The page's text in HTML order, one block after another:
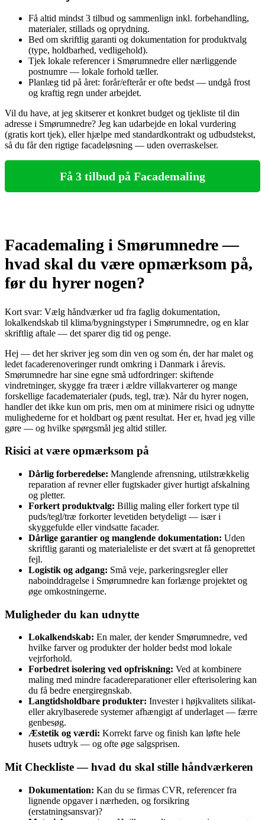
Få altid mindst 3 tilbud og sammenlign inkl. forbehandling,
materialer, stillads og oprydning.
Bed om skriftlig garanti og dokumentation for produktvalg
(type, holdbarhed, vedligehold).
Tjek lokale referencer i Smørumnedre eller nærliggende
postnumre — lokale forhold tæller.
Planlæg tid på året: forår/efterår er ofte bedst — undgå frost
og kraftig regn under arbejdet.
Vil du have, at jeg skitserer et konkret budget og tjekliste til din
adresse i Smørumnedre? Jeg kan udarbejde en lokal vurdering
(gratis kort tjek), eller hjælpe med standardkontrakt og udbudstekst,
så du får den rigtige facadeløsning — uden overraskelser.
Få 3 tilbud på Facademaling
Facademaling i Smørumnedre —
hvad skal du være opmærksom på,
før du hyrer nogen?
Kort svar: Vælg håndværker ud fra faglig dokumentation,
lokalkendskab til klima/bygningstyper i Smørumnedre, og en klar
skriftlig aftale — det sparer dig tid og penge.
Hej — det her skriver jeg som din ven og som én, der har malet og
ledet facaderenoveringer rundt omkring i Danmark i årevis.
Smørumnedre har sine egne små udfordringer: skiftende
vindretninger, skygge fra træer i ældre villakvarterer og mange
forskellige facade­materialer (puds, tegl, træ). Når du hyrer nogen,
handler det ikke kun om pris, men om at minimere risici og udnytte
mulighederne for et holdbart og pænt resultat. Her er, hvad jeg ville
gøre — og hvilke spørgsmål jeg altid stiller.
Risici at være opmærksom på
Dårlig forberedelse: Manglende afrensning, utilstrækkelig
reparation af revner eller fugtskader giver hurtigt afskalning
og pletter.
Forkert produktvalg: Billig maling eller forkert type til
puds/tegl/træ forkorter levetiden betydeligt — især i
skyggefulde eller vindsatte facader.
Dårlige garantier og manglende dokumentation: Uden
skriftlig garanti og materialeliste er det svært at få genoprettet
fejl.
Logistik og adgang: Små veje, parkeringsregler eller
naboinddragelse i Smørumnedre kan forlænge projektet og
øge omkostningerne.
Muligheder du kan udnytte
Lokalkendskab: En maler, der kender Smørumnedre, ved
hvilke farver og produkter der holder bedst mod lokale
vejrforhold.
Forbedret isolering ved opfriskning: Ved at kombinere
maling med mindre facade­reparationer eller efterisolering kan
du få bedre energiregnskab.
Langtidsholdbare produkter: Invester i højkvalitets silikat-
eller akrylbaserede systemer afhængigt af underlaget — færre
genbesøg.
Æstetik og værdi: Korrekt farve og finish kan løfte hele
husets udtryk — og ofte øge salgsprisen.
Mit Checkliste — hvad du skal stille håndværkeren
Dokumentation: Kan du se firmas CVR, referencer fra
lignende opgaver i nærheden, og forsikring
(erstatningsansvar)?